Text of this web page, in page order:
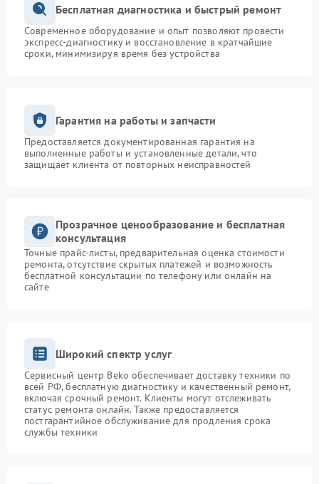
Бесплатная диагностика и быстрый ремонт
Современное оборудование и опыт позволяют провести
экспресс-диагностику и восстановление в кратчайшие
сроки, минимизируя время без устройства
Гарантия на работы и запчасти
Предоставляется документированная гарантия на
выполненные работы и установленные детали, что
защищает клиента от повторных неисправностей
Прозрачное ценообразование и бесплатная
консультация
Точные прайс-листы, предварительная оценка стоимости
ремонта, отсутствие скрытых платежей и возможность
бесплатной консультации по телефону или онлайн на
сайте
Широкий спектр услуг
Сервисный центр Beko обеспечивает доставку техники по
всей РФ, бесплатную диагностику и качественный ремонт,
включая срочный ремонт. Клиенты могут отслеживать
статус ремонта онлайн. Также предоставляется
постгарантийное обслуживание для продления срока
службы техники